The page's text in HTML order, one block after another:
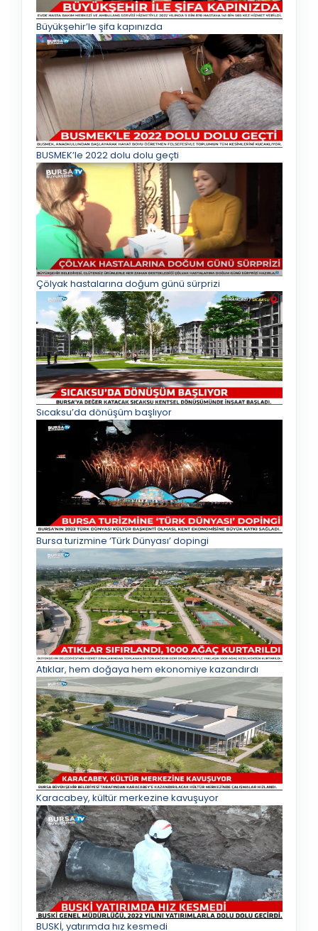
Büyükşehir’le şifa kapınızda
BUSMEK’le 2022 dolu dolu geçti
Çölyak hastalarına doğum günü sürprizi
Sıcaksu’da dönüşüm başlıyor
Bursa turizmine ‘Türk Dünyası’ dopingi
Atıklar, hem doğaya hem ekonomiye kazandırdı
Karacabey, kültür merkezine kavuşuyor
BUSKİ, yatırımda hız kesmedi